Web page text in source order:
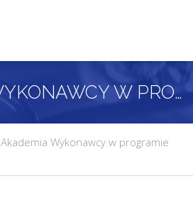
AKADEMIA WYKONAWCY W PROGRAMIE „CZYSTE POWIETRZE”
Akademia Wykonawcy w programie